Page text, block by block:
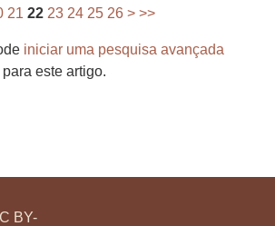
21 22 23 24 25 26 > >>
iniciar uma pesquisa avançada
para este artigo.
BY-